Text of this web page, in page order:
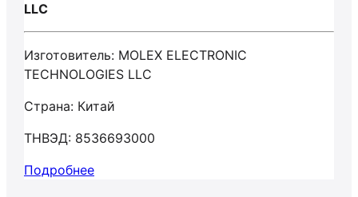
LLC
Изготовитель: MOLEX ELECTRONIC
TECHNOLOGIES LLC
Страна: Китай
ТНВЭД: 8536693000
Подробнее